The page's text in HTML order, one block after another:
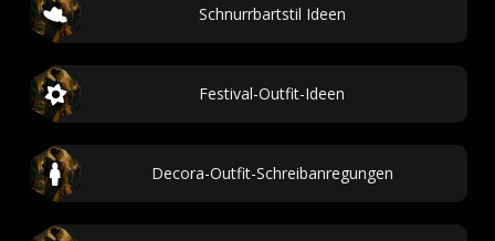
Schnurrbartstil Ideen
Festival-Outfit-Ideen
Decora-Outfit-Schreibanregungen